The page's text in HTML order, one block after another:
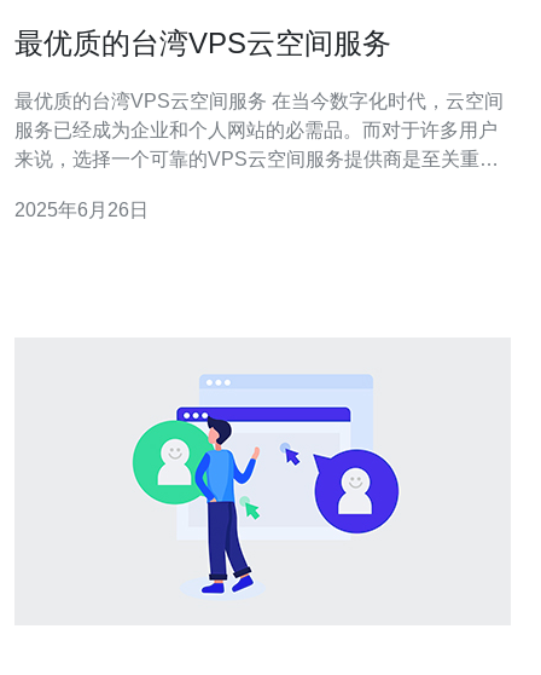
最优质的台湾VPS云空间服务
最优质的台湾VPS云空间服务 在当今数字化时代，云空间
服务已经成为企业和个人网站的必需品。而对于许多用户
来说，选择一个可靠的VPS云空间服务提供商是至关重要
空间服务，帮助您找到最适合您需求的服务。 选择VPS云
2025年6月26日